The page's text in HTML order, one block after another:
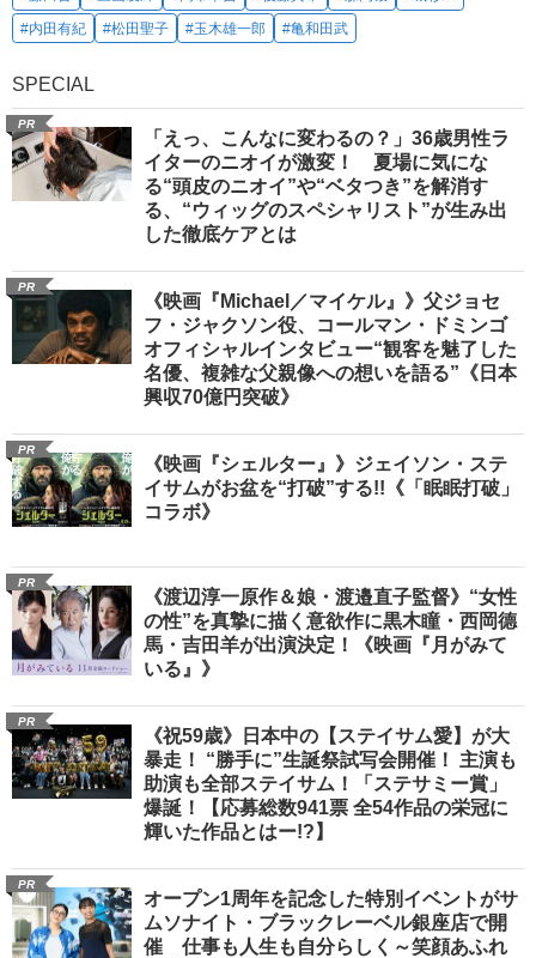
#内田有紀
#松田聖子 #玉木雄一郎 #亀和田武
SPECIAL
PR
「えっ、こんなに変わるの？」36歳男性ラ
イターのニオイが激変！ 夏場に気にな
る“頭皮のニオイ”や“ベタつき”を解消す
る、“ウィッグのスペシャリスト”が生み出
した徹底ケアとは
PR
《映画『Michael／マイケル』》父ジョセ
フ・ジャクソン役、コールマン・ドミンゴ
オフィシャルインタビュー“観客を魅了した
名優、複雑な父親像への想いを語る”《日本
興収70億円突破》
PR
《映画『シェルター』》ジェイソン・ステ
イサムがお盆を“打破”する!!《「眠眠打破」
コラボ》
PR
《渡辺淳一原作＆娘・渡邉直子監督》“女性
の性”を真摯に描く意欲作に黒木瞳・西岡德
馬・吉田羊が出演決定！《映画『月がみて
いる』》
PR
《祝59歳》日本中の【ステイサム愛】が大
暴走！ “勝手に”生誕祭試写会開催！ 主演も
助演も全部ステイサム！「ステサミー賞」
爆誕！【応募総数941票 全54作品の栄冠に
輝いた作品とはー!?】
PR
オープン1周年を記念した特別イベントがサ
ムソナイト・ブラックレーベル銀座店で開
催 仕事も人生も自分らしく～笑顔あふれ